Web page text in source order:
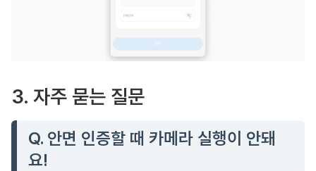
3. 자주 묻는 질문
Q. 안면 인증할 때 카메라 실행이 안돼
요!